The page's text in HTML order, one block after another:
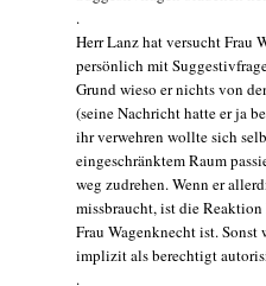
.
Herr Lanz hat versucht Frau
persönlich mit
Grund wieso er nichts von
(seine Nachricht hatte er ja
ihr verwehren wollte sich
eingeschränktem Raum
weg zudrehen. Wenn er
missbraucht, ist die
Frau Wagenknecht ist.
implizit als berechtigt
.